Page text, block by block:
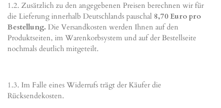
1.2. Zusätzlich zu den angegebenen Preisen berechnen wir für
die Lieferung innerhalb Deutschlands pauschal 8,70 Euro pro
Bestellung. Die Versandkosten werden Ihnen auf den
Produktseiten, im Warenkorbsystem und auf der Bestellseite
nochmals deutlich mitgeteilt.
1.3. Im Falle eines Widerrufs trägt der Käufer die
Rücksendekosten.